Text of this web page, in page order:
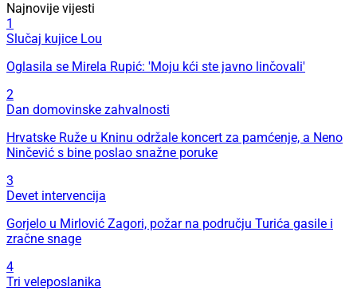
Najnovije vijesti
1
Slučaj kujice Lou
Oglasila se Mirela Rupić: 'Moju kći ste javno linčovali'
2
Dan domovinske zahvalnosti
Hrvatske Ruže u Kninu održale koncert za pamćenje, a Neno
Ninčević s bine poslao snažne poruke
3
Devet intervencija
Gorjelo u Mirlović Zagori, požar na području Turića gasile i
zračne snage
4
Tri veleposlanika